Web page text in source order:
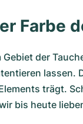
Farbe
Gebiet der
lassen.
trägt.
bis heute